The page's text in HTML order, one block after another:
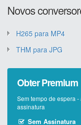
Novos
H265 para MP4
THM para JPG
Obter Premium
Sem tempo de espera
assinatura
Sem Assinatura